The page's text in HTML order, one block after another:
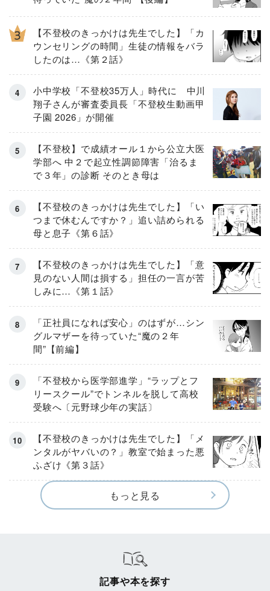
【不登校のきっかけは先生でした】「カ
ウンセリングの時間」生徒の情報をバラ
したのは…《第２話》
小中学校「不登校35万人」時代に 中川
翔子さんが審査委員長「不登校生動画甲
子園 2026」が開催
【不登校】で成績オール１から公立大医
学部へ 中２で起立性調節障害「治るま
で３年」の診断 そのとき母は
【不登校のきっかけは先生でした】「い
つまで休むんですか？」追い詰められる
母と息子《第６話》
【不登校のきっかけは先生でした】「意
見のない人間は損する」担任の一言が苦
しみに…《第１話》
「正社員になれば安心」のはずが…シン
グルマザーを待っていた“魔の２年
間”【前編】
「不登校から医学部進学」“ラップとフ
リースクール”でトンネルを脱して高校
受験へ〔元野球少年の実話〕
【不登校のきっかけは先生でした】「メ
ンタルがヤバいの？」教室で始まった悪
ふざけ《第３話》
もっと見る
記事や本を探す